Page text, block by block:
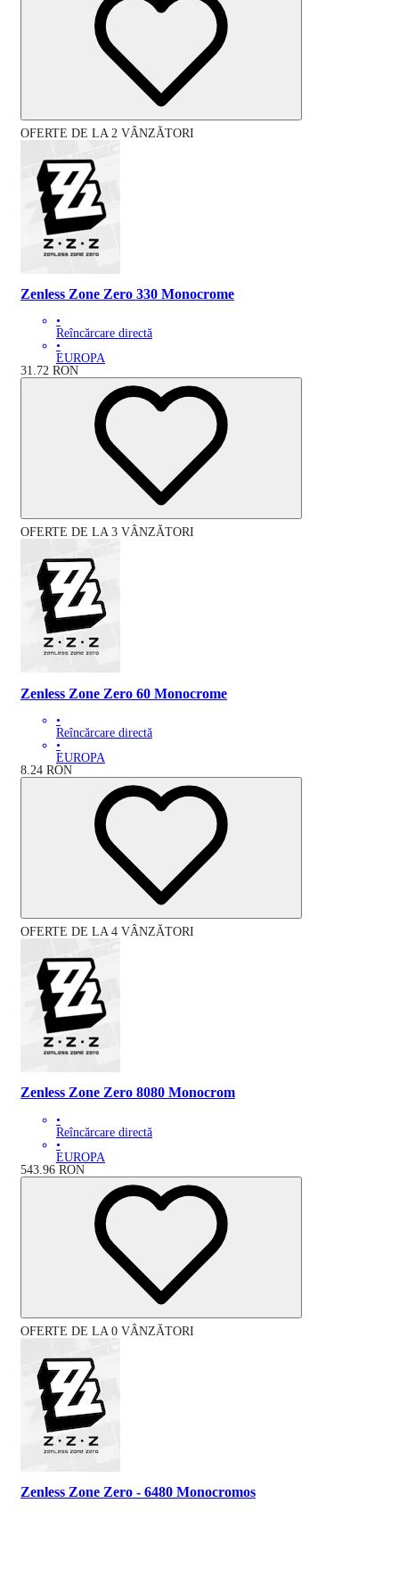
OFERTE DE LA 2 VÂNZĂTORI
Zenless Zone Zero 330 Monocrome
•
Reîncărcare directă
•
EUROPA
31.72 RON
OFERTE DE LA 3 VÂNZĂTORI
Zenless Zone Zero 60 Monocrome
•
Reîncărcare directă
•
EUROPA
8.24 RON
OFERTE DE LA 4 VÂNZĂTORI
Zenless Zone Zero 8080 Monocrom
•
Reîncărcare directă
•
EUROPA
543.96 RON
OFERTE DE LA 0 VÂNZĂTORI
Zenless Zone Zero - 6480 Monocromos